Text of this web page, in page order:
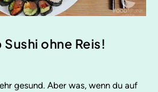
ohne Reis!
gesund. Aber was, wenn du auf